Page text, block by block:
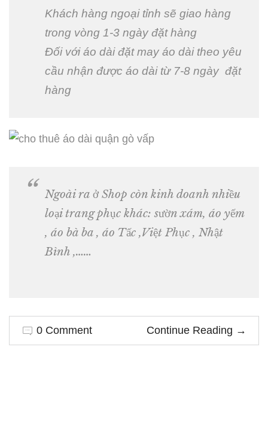
Khách hàng ngoại tỉnh sẽ giao hàng
trong vòng 1-3 ngày đặt hàng
Đối với áo dài đặt may áo dài theo yêu
cầu nhận được áo dài từ 7-8 ngày đặt
hàng
Ngoài ra ở Shop còn kinh doanh nhiều
loại trang phục khác: sườn xám, áo yếm
, áo bà ba , áo Tấc ,Việt Phục , Nhật
Bình ,……
0 Comment Continue Reading →